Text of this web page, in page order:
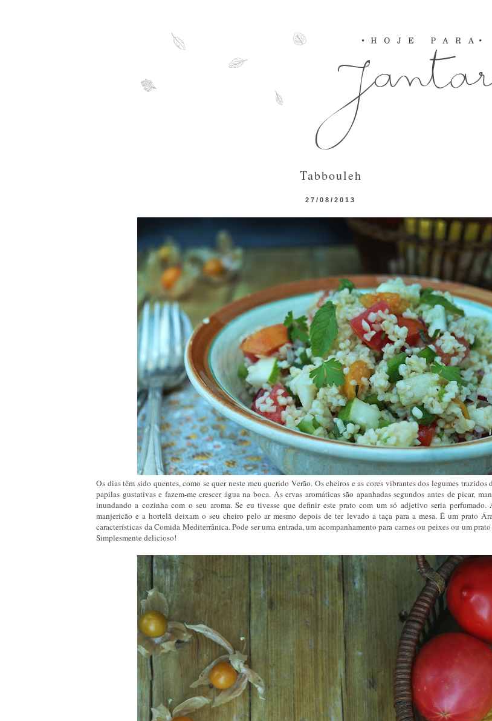
27/08/2013
Tabbouleh
Os dias têm sido quentes, como se quer neste meu querido Verão. Os cheiros e as cores vibrantes dos legumes trazidos
papilas gustativas e fazem-me crescer água na boca. As ervas aromáticas são apanhadas segundos antes de picar,
inundando a cozinha com o seu aroma. Se eu tivesse que definir este prato com um só adjetivo seria perfumado.
manjericão e a hortelã deixam o seu cheiro pelo ar mesmo depois de ter levado a taça para a mesa. É um prato
características da Comida Mediterrânica. Pode ser uma entrada, um acompanhamento para carnes ou peixes ou um
Simplesmente delicioso!